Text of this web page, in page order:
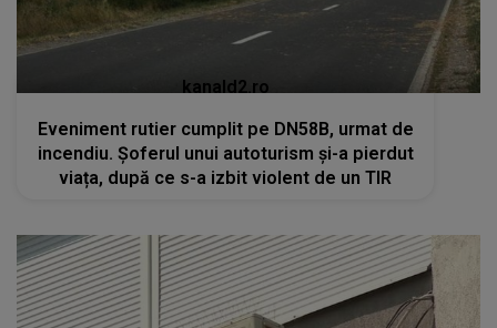
kanald2.ro
Eveniment rutier cumplit pe DN58B, urmat de
incendiu. Șoferul unui autoturism și-a pierdut
viața, după ce s-a izbit violent de un TIR